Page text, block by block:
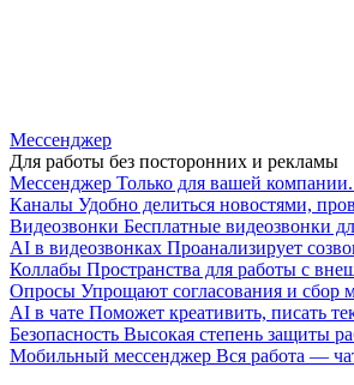
Мессенджер
Для работы без посторонних и рекламы
Мессенджер Только для вашей
Каналы Удобно делиться новостями,
Видеозвонки Бесплатные видеозвонки
AI в видеозвонках Проанализирует
Коллабы Пространства для работы с
Опросы Упрощают согласования и сбор
AI в чате Поможет креативить, писать
Безопасность Высокая степень защиты
Мобильный мессенджер Вся работа —